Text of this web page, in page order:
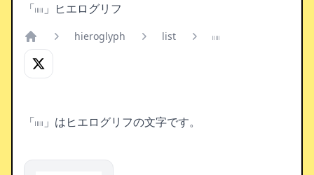
「𓐃」ヒエログリフ
Home
hieroglyph list 𓐃
「𓐃」はヒエログリフの文字です。